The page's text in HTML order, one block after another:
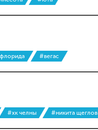
#вегас
#хк челны #никита щеглов